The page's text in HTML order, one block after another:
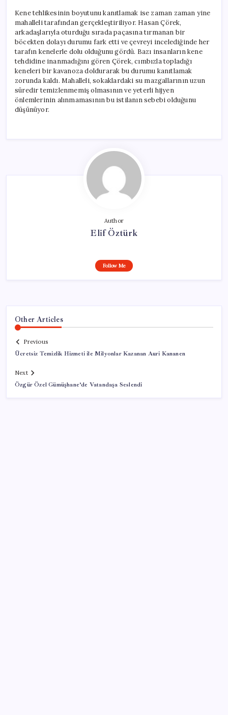
Kene tehlikesinin boyutunu kanıtlamak ise zaman zaman yine
mahalleli tarafından gerçekleştiriliyor. Hasan Çörek,
arkadaşlarıyla oturduğu sırada paçasına tırmanan bir
böcekten dolayı durumu fark etti ve çevreyi incelediğinde her
tarafın kenelerle dolu olduğunu gördü. Bazı insanların kene
tehdidine inanmadığını gören Çörek, cımbızla topladığı
keneleri bir kavanoza doldurarak bu durumu kanıtlamak
zorunda kaldı. Mahalleli, sokaklardaki su mazgallarının uzun
süredir temizlenmemiş olmasının ve yeterli hijyen
önlemlerinin alınmamasının bu istilanın sebebi olduğunu
düşünüyor.
Author
Elif Öztürk
Follow Me
Other Articles
Previous
Ücretsiz Temizlik Hizmeti ile Milyonlar Kazanan Auri Kananen
Next
Özgür Özel Gümüşhane’de Vatandaşa Seslendi